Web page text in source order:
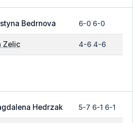
Bedrnova 6-0 6-0
Zelic 4-6 4-6
Hedrzak 5-7 6-1 6-1